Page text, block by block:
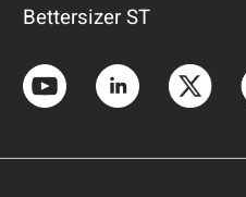
Bettersizer ST